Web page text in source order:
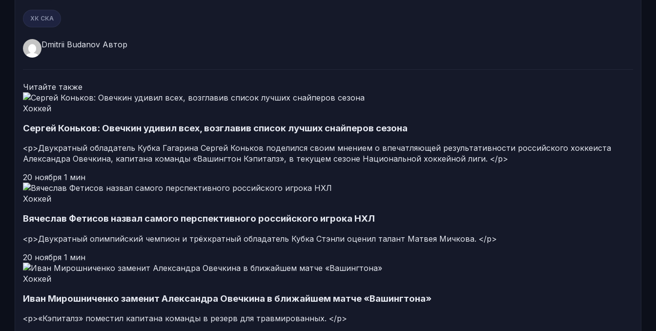
ХК СКА
Dmitrii Budanov Автор
Читайте также
Хоккей
Сергей Коньков: Овечкин удивил всех, возглавив список лучших снайперов сезона
<p>Двукратный обладатель Кубка Гагарина Сергей Коньков поделился своим мнением о впечатляющей результативности российского хоккеиста
Александра Овечкина, капитана команды «Вашингтон Кэпиталз», в текущем сезоне Национальной хоккейной лиги. </p>
20 ноября 1 мин
Хоккей
Вячеслав Фетисов назвал самого перспективного российского игрока НХЛ
<p>Двукратный олимпийский чемпион и трёхкратный обладатель Кубка Стэнли оценил талант Матвея Мичкова. </p>
20 ноября 1 мин
Хоккей
Иван Мирошниченко заменит Александра Овечкина в ближайшем матче «Вашингтона»
<p>«Кэпиталз» поместил капитана команды в резерв для травмированных. </p>